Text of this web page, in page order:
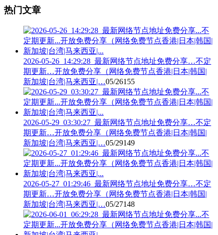
热门文章
2026-05-26_14:29:28_最新网络节点地址免费分享…不定
期更新…开放免费分享（网络免费节点香港|日本|韩国|
新加坡|台湾|马来西亚|…05/26155
2026-05-29_03:30:27_最新网络节点地址免费分享…不定
期更新…开放免费分享（网络免费节点香港|日本|韩国|
新加坡|台湾|马来西亚|…05/29149
2026-05-27_01:29:46_最新网络节点地址免费分享…不定
期更新…开放免费分享（网络免费节点香港|日本|韩国|
新加坡|台湾|马来西亚|…05/27148